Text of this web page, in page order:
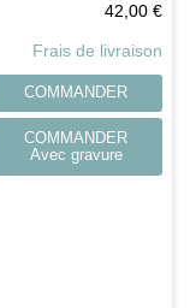
42,00 €
Frais de livraison
COMMANDER
COMMANDER
Avec gravure